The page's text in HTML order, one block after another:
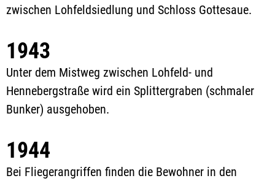
zwischen Lohfeldsiedlung und Schloss Gottesaue.
1943
Unter dem Mistweg zwischen Lohfeld- und
Hennebergstraße wird ein Splittergraben (schmaler
Bunker) ausgehoben.
1944
Bei Fliegerangriffen finden die Bewohner in den